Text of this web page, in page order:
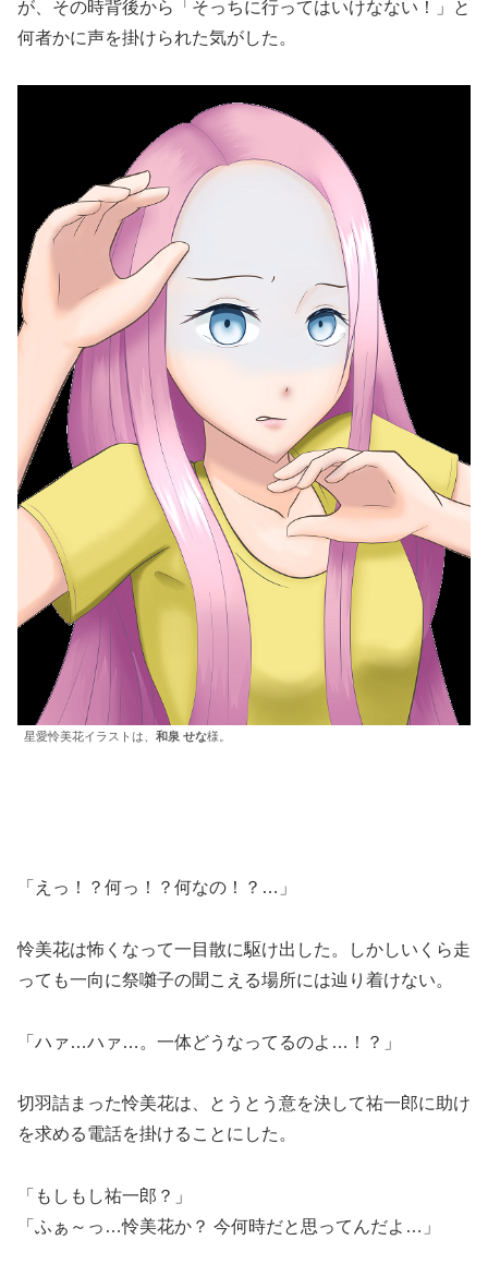
が、その時背後から「そっちに行ってはいけなない！」と
何者かに声を掛けられた気がした。
星愛怜美花イラストは、 和泉 せな様。
「えっ！？何っ！？何なの！？…」
怜美花は怖くなって一目散に駆け出した。しかしいくら走
っても一向に祭囃子の聞こえる場所には辿り着けない。
「ハァ…ハァ…。一体どうなってるのよ…！？」
切羽詰まった怜美花は、とうとう意を決して祐一郎に助け
を求める電話を掛けることにした。
「もしもし祐一郎？」
「ふぁ～っ…怜美花か？ 今何時だと思ってんだよ…」